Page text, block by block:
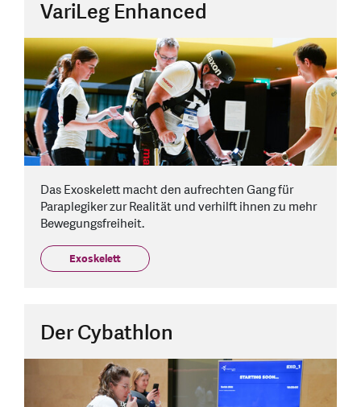
VariLeg Enhanced
Das Exoskelett macht den aufrechten Gang für
Paraplegiker zur Realität und verhilft ihnen zu mehr
Bewegungsfreiheit.
Exoskelett
Der Cybathlon